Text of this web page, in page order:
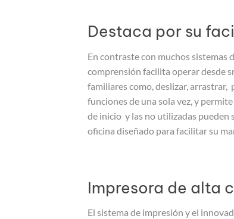
Destaca por su
En contraste con muchos sistemas
comprensión facilita operar desde
familiares como, deslizar, arrastrar,
funciones de una sola vez, y
de inicio y las no utilizadas pueden
oficina diseñado para facilitar su
Impresora de alta
El sistema de impresión y el